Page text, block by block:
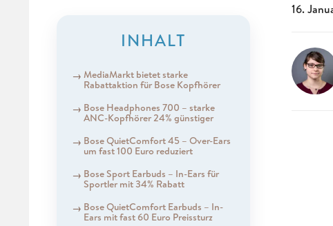
INHALT
MediaMarkt bietet starke
Rabattaktion für Bose Kopfhörer
Bose Headphones 700 – starke
ANC-Kopfhörer 24% günstiger
Bose QuietComfort 45 – Over-Ears
um fast 100 Euro reduziert
Bose Sport Earbuds – In-Ears für
Sportler mit 34% Rabatt
Bose QuietComfort Earbuds – In-
Ears mit fast 60 Euro Preissturz
16.